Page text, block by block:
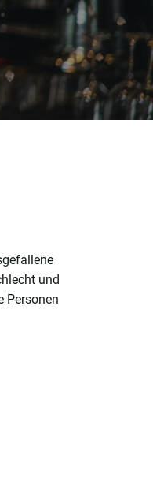
und
Personen